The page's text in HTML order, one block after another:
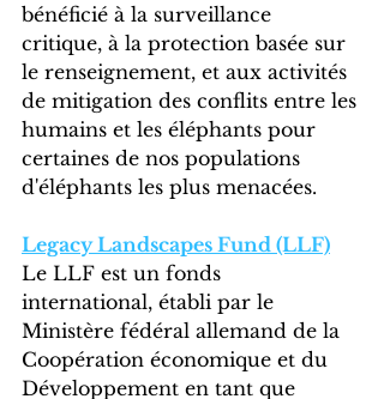
bénéficié à la surveillance
critique, à la protection basée sur
le renseignement, et aux activités
de mitigation des conflits entre les
humains et les éléphants pour
certaines de nos populations
d'éléphants les plus menacées.
Legacy Landscapes Fund (LLF)
Le LLF est un fonds
international, établi par le
Ministère fédéral allemand de la
Coopération économique et du
Développement en tant que